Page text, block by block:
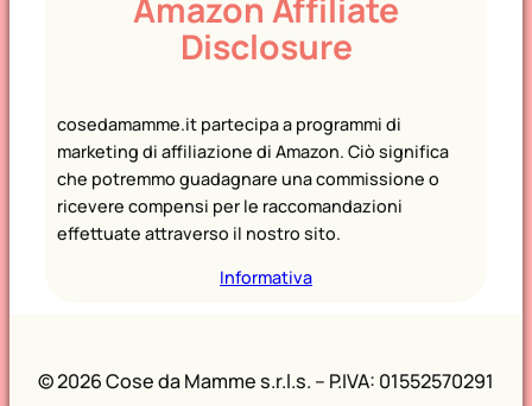
Amazon Affiliate
Disclosure
cosedamamme.it partecipa a programmi di
marketing di affiliazione di Amazon. Ciò significa
che potremmo guadagnare una commissione o
ricevere compensi per le raccomandazioni
effettuate attraverso il nostro sito.
Informativa
©2026 Cose da Mamme s.r.l.s. – P.IVA: 01552570291